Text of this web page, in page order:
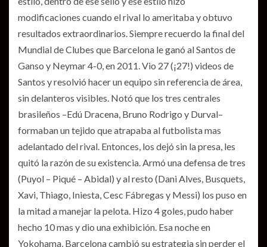
modificaciones cuando el rival lo ameritaba y obtuvo
resultados extraordinarios. Siempre recuerdo la final del
Mundial de Clubes que Barcelona le ganó al Santos de
Ganso y Neymar 4-0, en 2011. Vio 27 (¡27!) videos de
Santos y resolvió hacer un equipo sin referencia de área,
sin delanteros visibles. Notó que los tres centrales
brasileños –Edú Dracena, Bruno Rodrigo y Durval–
formaban un tejido que atrapaba al futbolista mas
adelantado del rival. Entonces, los dejó sin la presa, les
quitó la razón de su existencia. Armó una defensa de tres
(Puyol – Piqué – Abidal) y al resto (Dani Alves, Busquets,
Xavi, Thiago, Iniesta, Cesc Fábregas y Messi) los puso en
la mitad a manejar la pelota. Hizo 4 goles, pudo haber
hecho 10 mas y dio una exhibición. Esa noche en
Yokohama, Barcelona cambió su estrategia sin perder el